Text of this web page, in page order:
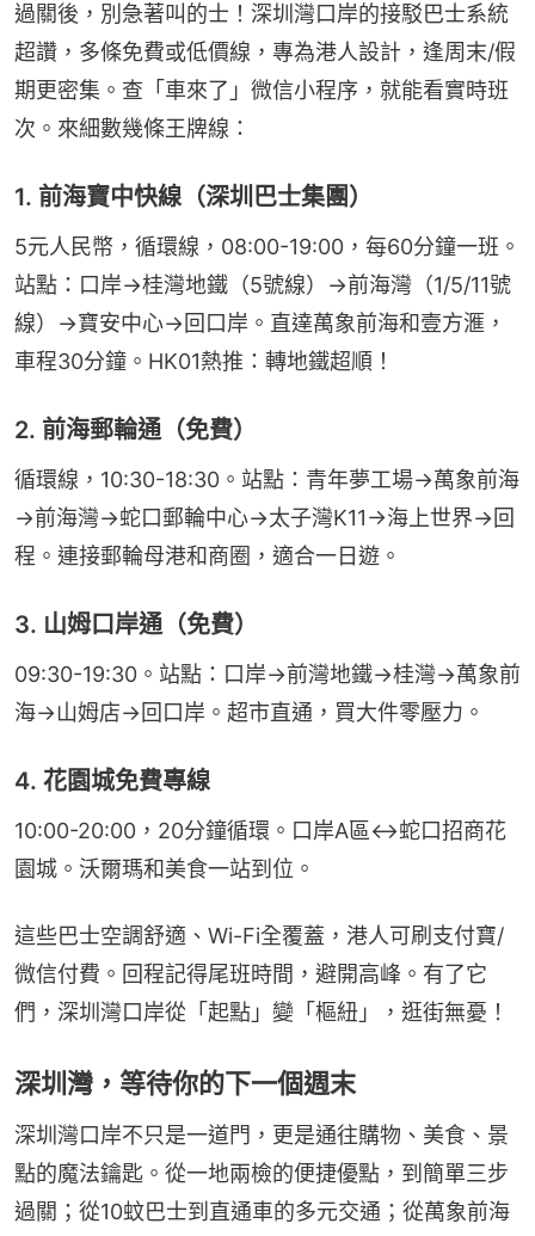
過關後，別急著叫的士！深圳灣口岸的接駁巴士系統
超讚，多條免費或低價線，專為港人設計，逢周末/假
期更密集。查「車來了」微信小程序，就能看實時班
次。來細數幾條王牌線：
1. 前海寶中快線（深圳巴士集團）
5元人民幣，循環線，08:00-19:00，每60分鐘一班。
站點：口岸→桂灣地鐵（5號線）→前海灣（1/5/11號
線）→寶安中心→回口岸。直達萬象前海和壹方滙，
車程30分鐘。HK01熱推：轉地鐵超順！
2. 前海郵輪通（免費）
循環線，10:30-18:30。站點：青年夢工場→萬象前海
→前海灣→蛇口郵輪中心→太子灣K11→海上世界→回
程。連接郵輪母港和商圈，適合一日遊。
3. 山姆口岸通（免費）
09:30-19:30。站點：口岸→前灣地鐵→桂灣→萬象前
海→山姆店→回口岸。超市直通，買大件零壓力。
4. 花園城免費專線
10:00-20:00，20分鐘循環。口岸A區↔蛇口招商花
園城。沃爾瑪和美食一站到位。
這些巴士空調舒適、Wi-Fi全覆蓋，港人可刷支付寶/
微信付費。回程記得尾班時間，避開高峰。有了它
們，深圳灣口岸從「起點」變「樞紐」，逛街無憂！
深圳灣，等待你的下一個週末
深圳灣口岸不只是一道門，更是通往購物、美食、景
點的魔法鑰匙。從一地兩檢的便捷優點，到簡單三步
過關；從10蚊巴士到直通車的多元交通；從萬象前海